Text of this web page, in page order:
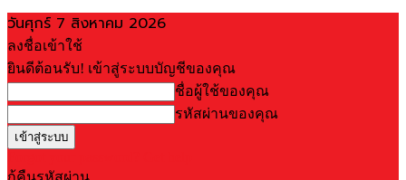
วันศุกร์ 7 สิงหาคม 2026
ลงชื่อเข้าใช้
ยินดีต้อนรับ! เข้าสู่ระบบบัญชีของคุณ
ชื่อผู้ใช้ของคุณ
รหัสผ่านของคุณ
กู้คืนรหัสผ่าน